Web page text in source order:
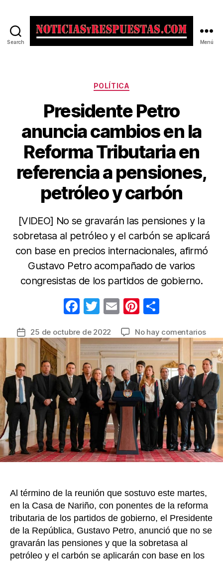
Search Menú
Categorías
POLÍTICA
Presidente Petro
anuncia cambios en la
Reforma Tributaria en
referencia a pensiones,
petróleo y carbón
[VIDEO] No se gravarán las pensiones y la
sobretasa al petróleo y el carbón se aplicará
con base en precios internacionales, afirmó
Gustavo Petro acompañado de varios
congresistas de los partidos de gobierno.
F
c
e
b
o
k
T
itt
er
E
ail
Pi
er
e
st
m
p
ar
tir
Fecha
entrada
25 de octubre de 2022 No hay comentariosen
en
en
a
Al término de la reunión que sostuvo este martes,
en la Casa de Nariño, con ponentes de la reforma
tributaria de los partidos de gobierno, el Presidente
de la República, Gustavo Petro, anunció que no se
gravarán las pensiones y que la sobretasa al
petróleo y el carbón se aplicarán con base en los